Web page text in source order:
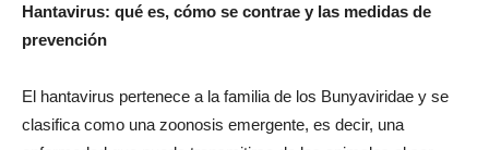
Hantavirus: qué es, cómo se contrae y las medidas de
prevención
El hantavirus pertenece a la familia de los Bunyaviridae y se
clasifica como una zoonosis emergente, es decir, una